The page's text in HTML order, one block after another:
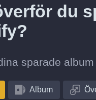
du
sparade
Album